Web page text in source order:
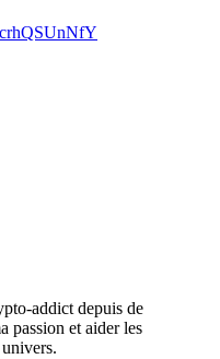
addict depuis de
passion et aider les